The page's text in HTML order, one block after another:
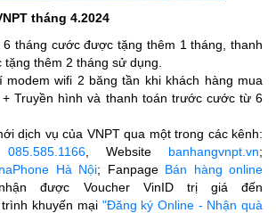
tháng 4.2024
tháng cước được tặng thêm 1 tháng, thanh
thêm 2 tháng sử dụng.
modem wifi 2 băng tần khi khách hàng mua
Truyền hình và thanh toán trước cước từ 6
dịch vụ của VNPT qua một trong các kênh:
085.585.1166, Website banhangvnpt.vn;
Hà Nội; Fanpage Bán hàng online
được Voucher VinID trị giá đến
khuyến mại "Đăng ký Online - Nhận quà